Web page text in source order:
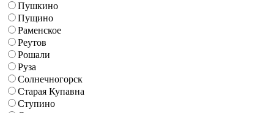
Пушкино
Пущино
Раменское
Реутов
Рошали
Руза
Солнечногорск
Старая Купавна
Ступино